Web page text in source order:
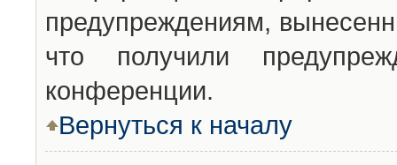
предупреждениям,
что получили
конференции.
Вернуться к началу